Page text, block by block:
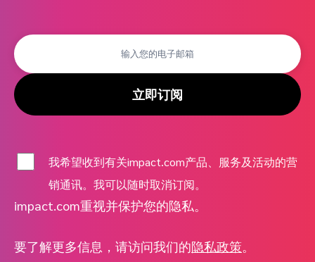
立即订阅
我希望收到有关impact.com产品、服务及活动的营
销通讯。我可以随时取消订阅。
impact.com重视并保护您的隐私。
要了解更多信息，请访问我们的隐私政策